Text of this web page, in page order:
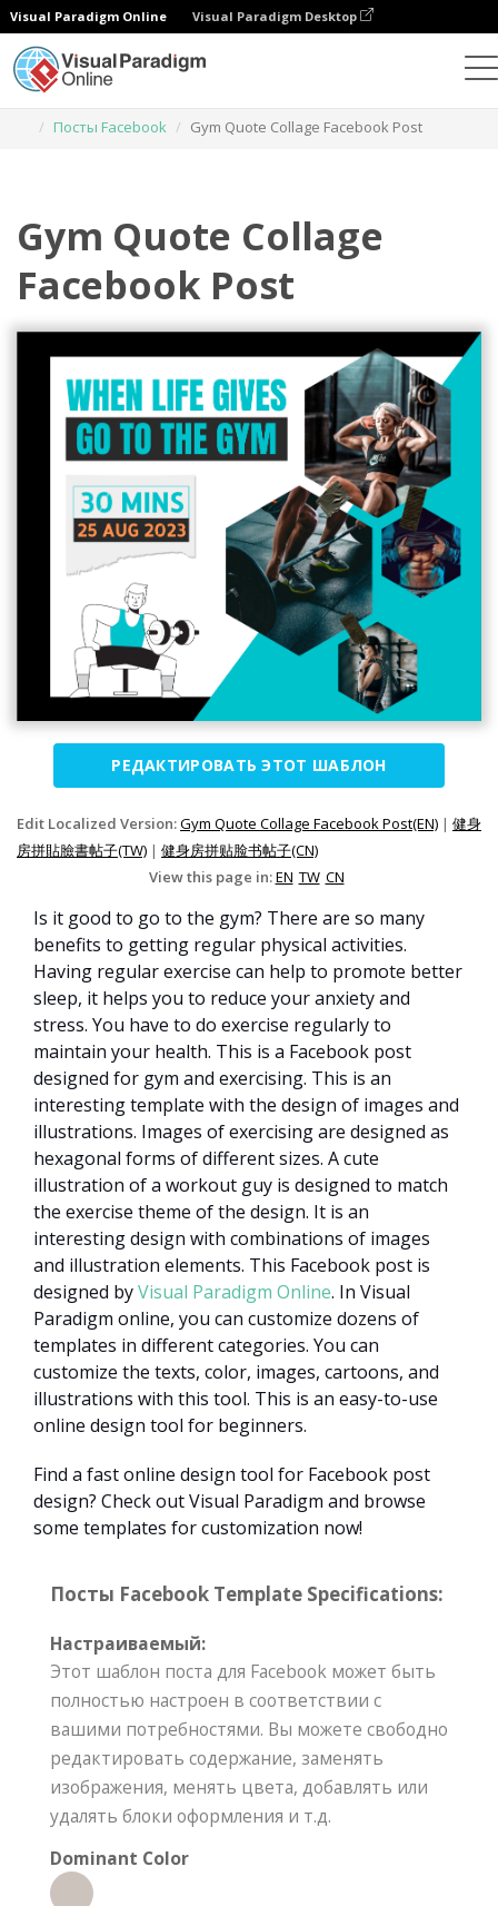
Visual Paradigm Online Visual Paradigm Desktop
Посты Facebook
Gym Quote Collage Facebook Post
Gym Quote Collage
Facebook Post
РЕДАКТИРОВАТЬ ЭТОТ ШАБЛОН
Edit Localized Version:Gym Quote Collage Facebook Post(EN) | 健身
房拼貼臉書帖子(TW) | 健身房拼贴脸书帖子(CN)
View this page in:EN TW CN
Is it good to go to the gym? There are so many
benefits to getting regular physical activities.
Having regular exercise can help to promote better
sleep, it helps you to reduce your anxiety and
stress. You have to do exercise regularly to
maintain your health. This is a Facebook post
designed for gym and exercising. This is an
interesting template with the design of images and
illustrations. Images of exercising are designed as
hexagonal forms of different sizes. A cute
illustration of a workout guy is designed to match
the exercise theme of the design. It is an
interesting design with combinations of images
and illustration elements. This Facebook post is
designed byVisual Paradigm Online. In Visual
Paradigm online, you can customize dozens of
templates in different categories. You can
customize the texts, color, images, cartoons, and
illustrations with this tool. This is an easy-to-use
online design tool for beginners.
Find a fast online design tool for Facebook post
design? Check out Visual Paradigm and browse
some templates for customization now!
Посты Facebook Template Specifications:
Настраиваемый:
Этот шаблон поста для Facebook может быть
полностью настроен в соответствии с
вашими потребностями. Вы можете свободно
редактировать содержание, заменять
изображения, менять цвета, добавлять или
удалять блоки оформления и т.д.
Dominant Color